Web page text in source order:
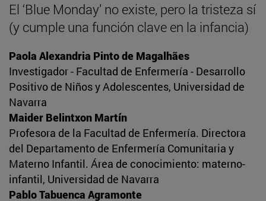
El ‘Blue Monday’ no existe, pero la tristeza sí
(y cumple una función clave en la infancia)
Paola Alexandria Pinto de Magalhães
Investigador - Facultad de Enfermería - Desarrollo
Positivo de Niños y Adolescentes, Universidad de
Navarra
Maider Belintxon Martín
Profesora de la Facultad de Enfermería. Directora
del Departamento de Enfermería Comunitaria y
Materno Infantil. Área de conocimiento: materno-
infantil, Universidad de Navarra
Pablo Tabuenca Agramonte